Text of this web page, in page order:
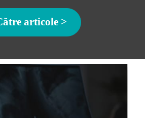
articole >